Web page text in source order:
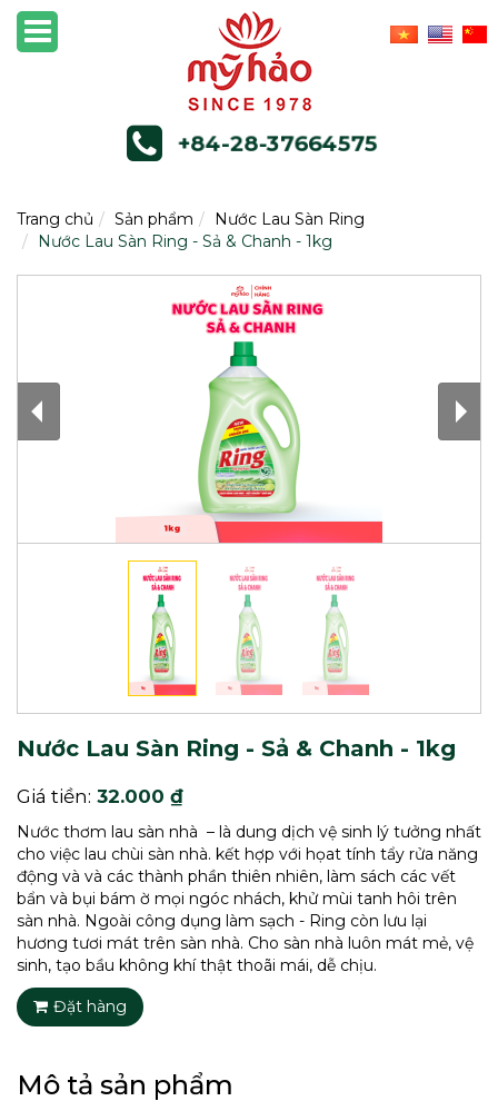
+84-28-37664575
Trang chủ Sản phẩm
Nước Lau Sàn Ring
Nước Lau Sàn Ring - Sả & Chanh - 1kg
Nước Lau Sàn Ring - Sả & Chanh - 1kg
Giá tiền: 32.000 ₫
Nước thơm lau sàn nhà – là dung dịch vệ sinh lý tưởng nhất
cho việc lau chùi sàn nhà. kết hợp với họat tính tẩy rửa năng
động và và các thành phần thiên nhiên, làm sách các vết
bẩn và bụi bám ờ mọi ngóc nhách, khử mùi tanh hôi trên
sàn nhà. Ngoài công dụng làm sạch - Ring còn lưu lại
hương tươi mát trên sàn nhà. Cho sàn nhà luôn mát mẻ, vệ
sinh, tạo bầu không khí thật thoãi mái, dễ chịu.
Đặt hàng
Mô tả sản phẩm